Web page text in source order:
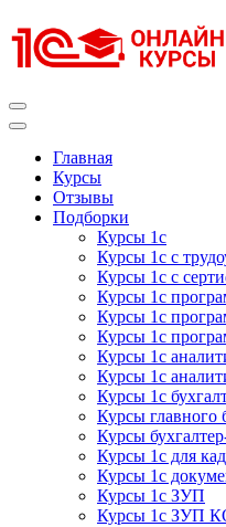
к
содержимому
Главная
Курсы
Отзывы
Подборки
Курсы 1с
Курсы 1с с
Курсы 1с с
Курсы 1с
Курсы 1с
Курсы 1с
Курсы 1с
Курсы 1с
Курсы 1с
Курсы главного
Курсы
Курсы 1с для
Курсы 1с
Курсы 1с ЗУП
Курсы 1с ЗУП